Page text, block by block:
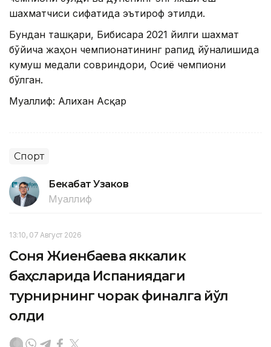
шахматчиси сифатида эътироф этилди.
Бундан ташқари, Бибисара 2021 йилги шахмат
бўйича жаҳон чемпионатининг рапид йўналишида
кумуш медали совриндори, Осиё чемпиони
бўлган.
Муаллиф: Алихан Асқар
Спорт
Бекабат Узаков
Муаллиф
13:10, 07 Август 2026
Соня Жиенбаева яккалик
баҳсларида Испаниядаги
турнирнинг чорак финалга йўл
олди